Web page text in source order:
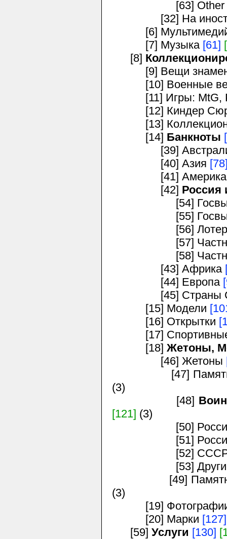
[63] Other
[32] На
[6]
[7] Музыка [61]
[8]
[9] Вещи
[10] Военные
[11] Игры: MtG,
[12] Киндер
[13]
[14] Банкноты
[39] Австралия
[40] Азия
[41]
[42]
[54]
[55]
[56] Лотереи,
[57] Частные
[58] Частные
[43] Африка
[44] Европа
[45] Страны
[15] Модели
[16] Открытки
[17] Спортивные
[18] Жетоны,
[46] Жетоны
[47] Памятные
(3)
[48]
[121] (3)
[50] Россия
[51] Россия и
[52] СССР с
[53] Другие
[49] Памятные
(3)
[19]
[20] Марки [127]
[59] Услуги [130]